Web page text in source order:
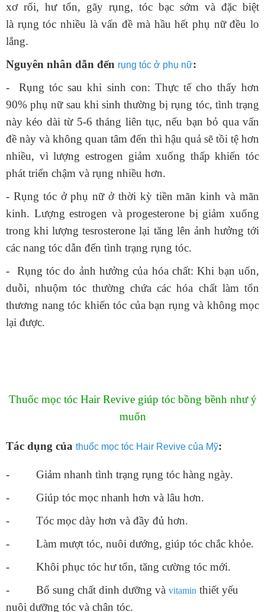
xơ rối, hư tổn, gãy rụng, tóc bạc sớm và đặc biệt
là rụng tóc nhiều là vấn đề mà hầu hết phụ nữ đều lo
lắng.
Nguyên nhân dẫn đến rụng tóc ở phụ nữ:
- Rụng tóc sau khi sinh con: Thực tế cho thấy hơn
90% phụ nữ sau khi sinh thường bị rụng tóc, tình trạng
này kéo dài từ 5-6 tháng liên tục, nếu bạn bỏ qua vấn
đề này và không quan tâm đến thì hậu quả sẽ tồi tệ hơn
nhiều, vì lượng estrogen giảm xuống thấp khiến tóc
phát triển chậm và rụng nhiều hơn.
- Rụng tóc ở phụ nữ ở thời kỳ tiền mãn kinh và mãn
kinh. Lượng estrogen và progesterone bị giảm xuống
trong khi lượng tesrosterone lại tăng lên ảnh hưởng tới
các nang tóc dẫn đến tình trạng rụng tóc.
- Rụng tóc do ảnh hưởng của hóa chất: Khi bạn uốn,
duỗi, nhuộm tóc thường chứa các hóa chất làm tổn
thương nang tóc khiến tóc của bạn rụng và không mọc
lại được.
Thuốc mọc tóc Hair Revive giúp tóc bồng bềnh như ý
muốn
Tác dụng của thuốc mọc tóc Hair Revive của Mỹ:
- Giảm nhanh tình trạng rụng tóc hàng ngày.
- Giúp tóc mọc nhanh hơn và lâu hơn.
- Tóc mọc dày hơn và đầy đủ hơn.
- Làm mượt tóc, nuôi dướng, giúp tóc chắc khỏe.
- Khôi phục tóc hư tổn, tăng cường tóc mới.
- Bổ sung chất dinh dưỡng và vitamin thiết yếu
nuôi dưỡng tóc và chân tóc.